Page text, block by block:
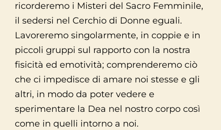
ricorderemo i Misteri del Sacro Femminile,
il sedersi nel Cerchio di Donne eguali.
Lavoreremo singolarmente, in coppie e in
piccoli gruppi sul rapporto con la nostra
fisicità ed emotività; comprenderemo ciò
che ci impedisce di amare noi stesse e gli
altri, in modo da poter vedere e
sperimentare la Dea nel nostro corpo così
come in quelli intorno a noi.